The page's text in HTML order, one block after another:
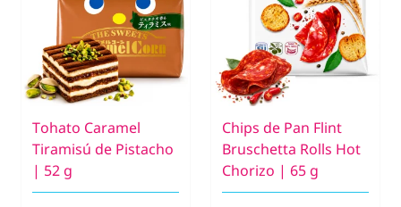
Tohato Caramel
Tiramisú de Pistacho
| 52 g
Chips de Pan Flint
Bruschetta Rolls Hot
Chorizo | 65 g